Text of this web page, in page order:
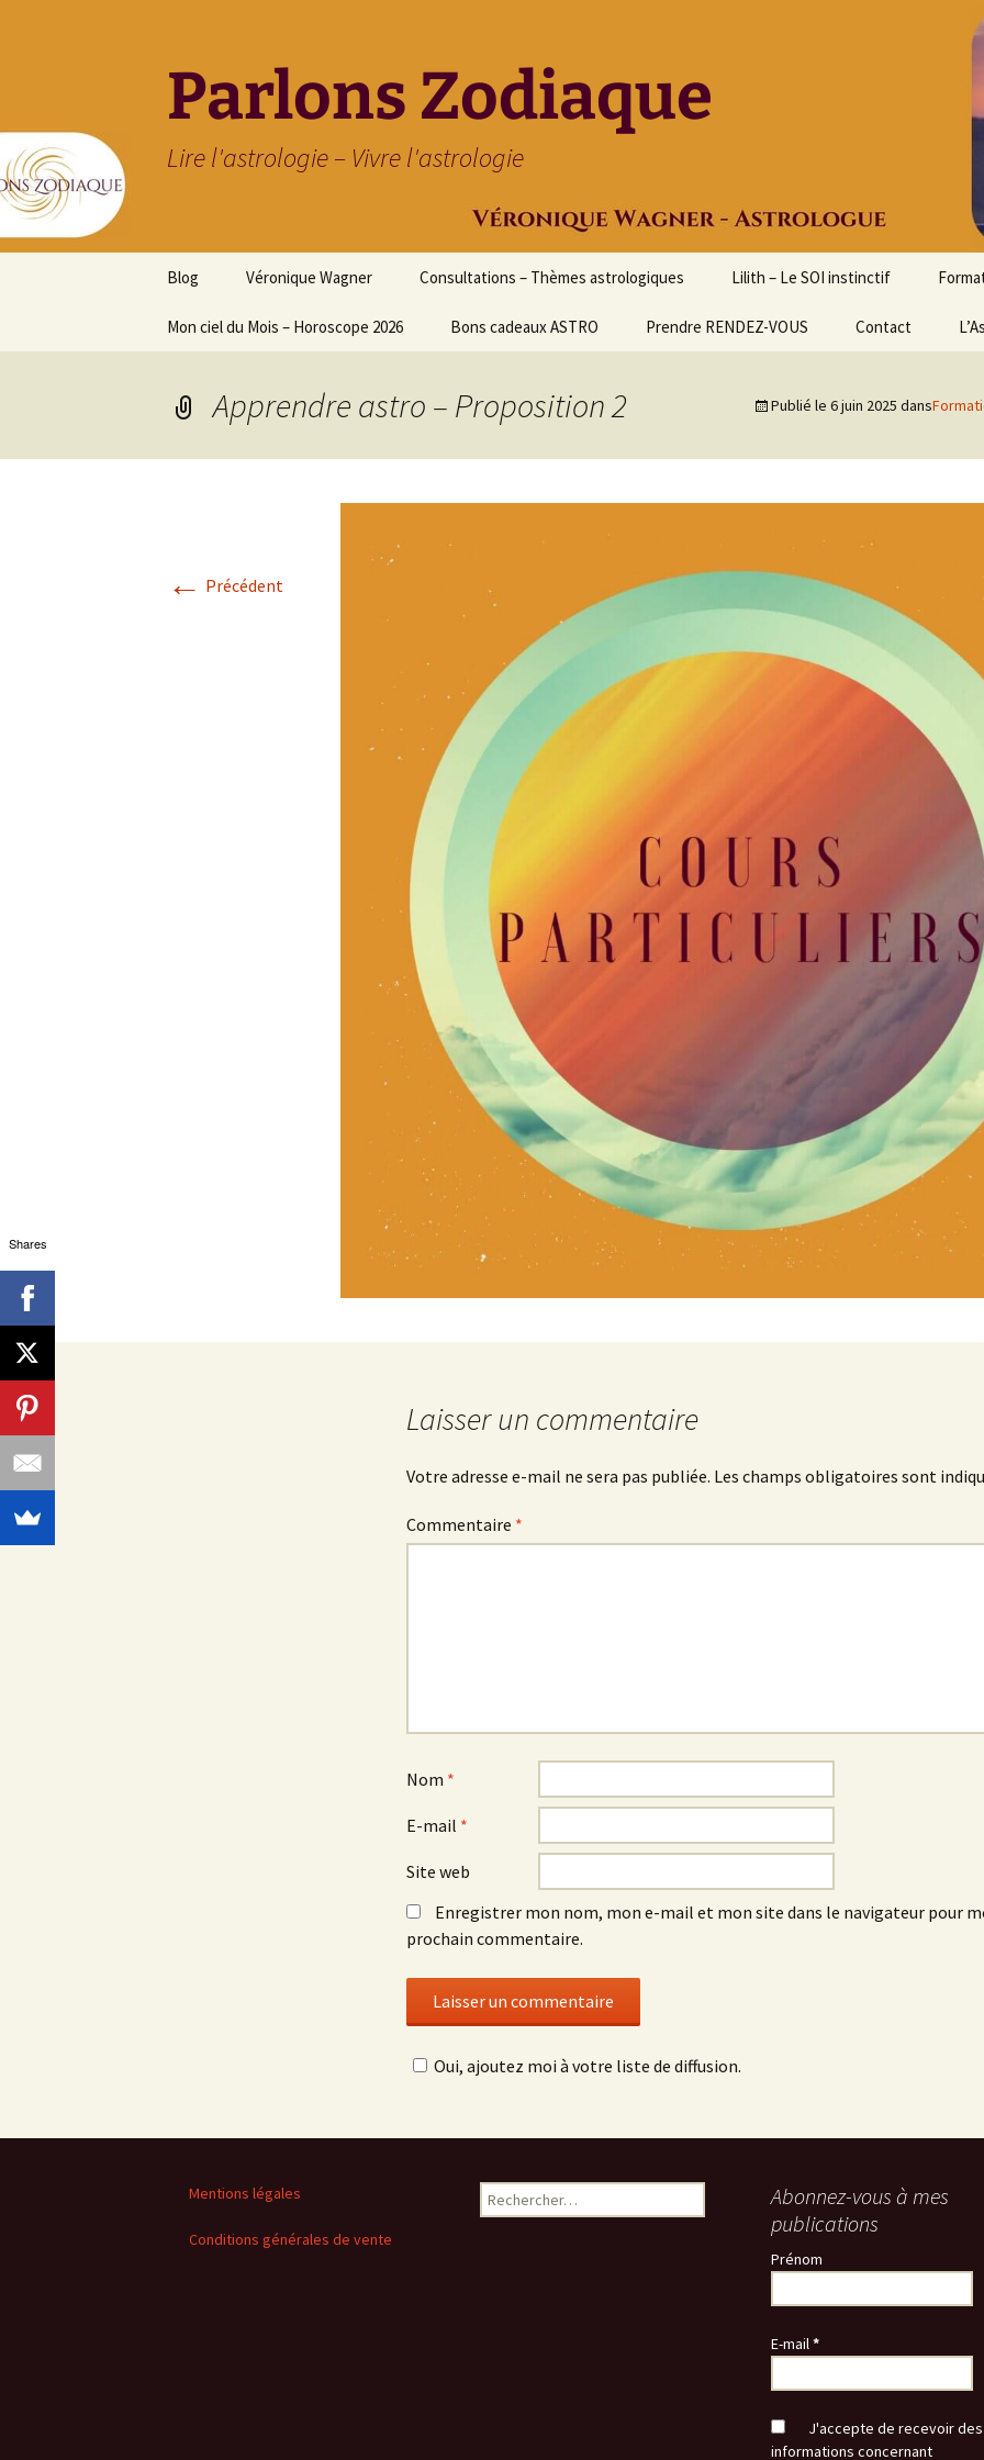
Parlons Zodiaque
Lire l'astrologie – Vivre l'astrologie
contenu
Blog Véronique Wagner Consultations – Thèmes astrologiques Lilith – Le SOI instinctif
Mon ciel du Mois – Horoscope 2026 Bons cadeaux ASTRO Prendre RENDEZ-VOUS Contact
Apprendre astro – Proposition 2 Publié le 6 juin 2025 dans
← Précédent
Laisser un commentaire
Votre adresse e-mail ne sera pas publiée. Les champs obligatoires sont
Commentaire *
Nom *
E-mail *
Site web
Enregistrer mon nom, mon e-mail et mon site dans le navigateur pour
prochain commentaire.
Oui, ajoutez moi à votre liste de diffusion.
Mentions légales
Conditions générales de vente
Rechercher :
Abonnez-vous à mes
publications
Prénom
E-mail*
J'accepte de recevoir des
informations concernant
Shares